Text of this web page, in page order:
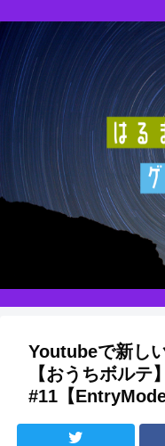
Youtubeで新し
【おうちボルテ
#11【